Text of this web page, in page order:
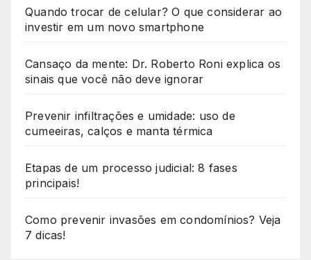
Quando trocar de celular? O que considerar ao
investir em um novo smartphone
Cansaço da mente: Dr. Roberto Roni explica os
sinais que você não deve ignorar
Prevenir infiltrações e umidade: uso de
cumeeiras, calços e manta térmica
Etapas de um processo judicial: 8 fases
principais!
Como prevenir invasões em condomínios? Veja
7 dicas!